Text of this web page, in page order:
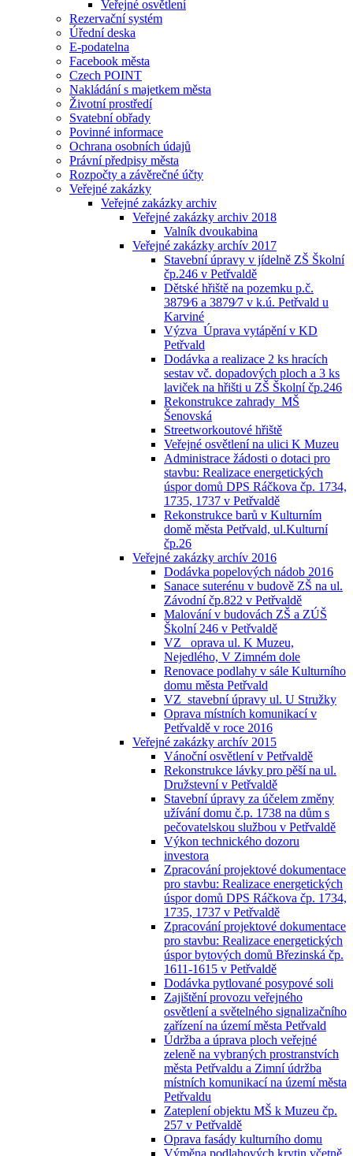
Veřejné osvětlení
Rezervační systém
Úřední deska
E-podatelna
Facebook města
Czech POINT
Nakládání s majetkem města
Životní prostředí
Svatební obřady
Povinné informace
Ochrana osobních údajů
Právní předpisy města
Rozpočty a závěrečné účty
Veřejné zakázky
Veřejné zakázky archiv
Veřejné zakázky archiv 2018
Valník dvoukabina
Veřejné zakázky archív 2017
Stavební úpravy v jídelně ZŠ Školní
čp.246 v Petřvaldě
Dětské hřiště na pozemku p.č.
3879⁄6 a 3879⁄7 v k.ú. Petřvald u
Karviné
Výzva_Úprava vytápění v KD
Petřvald
Dodávka a realizace 2 ks hracích
sestav vč. dopadových ploch a 3 ks
laviček na hřišti u ZŠ Školní čp.246
Rekonstrukce zahrady_MŠ
Šenovská
Streetworkoutové hřiště
Veřejné osvětlení na ulici K Muzeu
Administrace žádosti o dotaci pro
stavbu: Realizace energetických
úspor domů DPS Ráčkova čp. 1734,
1735, 1737 v Petřvaldě
Rekonstrukce barů v Kulturním
domě města Petřvald, ul.Kulturní
čp.26
Veřejné zakázky archív 2016
Dodávka popelových nádob 2016
Sanace suterénu v budově ZŠ na ul.
Závodní čp.822 v Petřvaldě
Malování v budovách ZŠ a ZÚŠ
Školní 246 v Petřvaldě
VZ_ oprava ul. K Muzeu,
Nejedlého, V Zimném dole
Renovace podlahy v sále Kulturního
domu města Petřvald
VZ_stavební úpravy ul. U Stružky
Oprava místních komunikací v
Petřvaldě v roce 2016
Veřejné zakázky archív 2015
Vánoční osvětlení v Petřvaldě
Rekonstrukce lávky pro pěší na ul.
Družstevní v Petřvaldě
Stavební úpravy za účelem změny
užívání domu č.p. 1738 na dům s
pečovatelskou službou v Petřvaldě
Výkon technického dozoru
investora
Zpracování projektové dokumentace
pro stavbu: Realizace energetických
úspor domů DPS Ráčkova čp. 1734,
1735, 1737 v Petřvaldě
Zpracování projektové dokumentace
pro stavbu: Realizace energetických
úspor bytových domů Březinská čp.
1611-1615 v Petřvaldě
Dodávka pytlované posypové soli
Zajištění provozu veřejného
osvětlení a světelného signalizačního
zařízení na území města Petřvald
Údržba a úprava ploch veřejné
zeleně na vybraných prostranstvích
města Petřvaldu a Zimní údržba
místních komunikací na území města
Petřvaldu
Zateplení objektu MŠ k Muzeu čp.
257 v Petřvaldě
Oprava fasády kulturního domu
Výměna podlahových krytin včetně